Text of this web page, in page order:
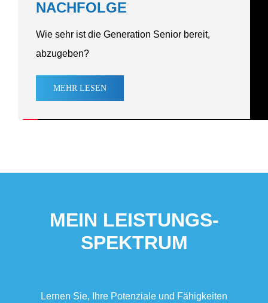
NACHFOLGE
Wie sehr ist die Generation Senior bereit,
abzugeben?
MEHR LESEN
MEIN LEISTUNGS­
SPEKTRUM
Lernen Sie, Ihre Poten­ziale und Fähig­keiten